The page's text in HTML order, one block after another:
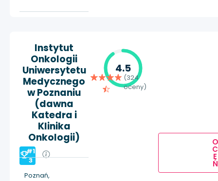
Instytut
Onkologii
Uniwersytetu
Medycznego
w Poznaniu
(dawna
Katedra i
Klinika
Onkologii)
#1
3
Poznań,
4.5
(324
oceny)
O
C
E
Ń